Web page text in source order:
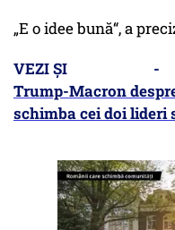
„E o idee bună“, a
VEZI
Trump-Macron
schimba cei doi lideri